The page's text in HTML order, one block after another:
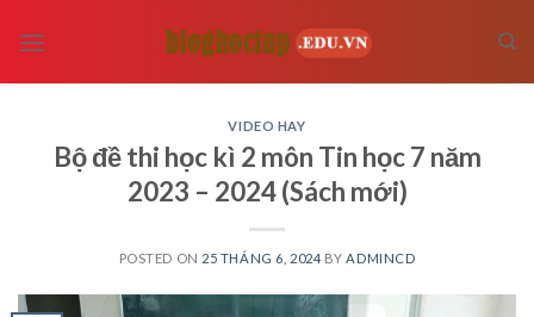
VIDEO HAY
Bộ đề thi học kì 2 môn Tin học 7 năm
2023 – 2024 (Sách mới)
POSTED ON 25 THÁNG 6, 2024 BY ADMINCD